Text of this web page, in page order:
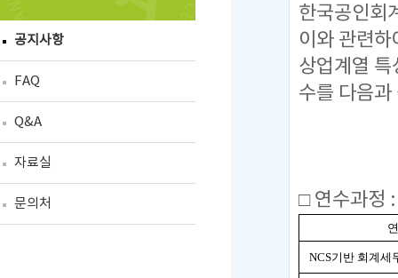
공지사항
FAQ
Q&A
자료실
문의처
한국공인회
이와 관련
상업계열
수를 다음
□ 연수과정
NCS기반 회계세